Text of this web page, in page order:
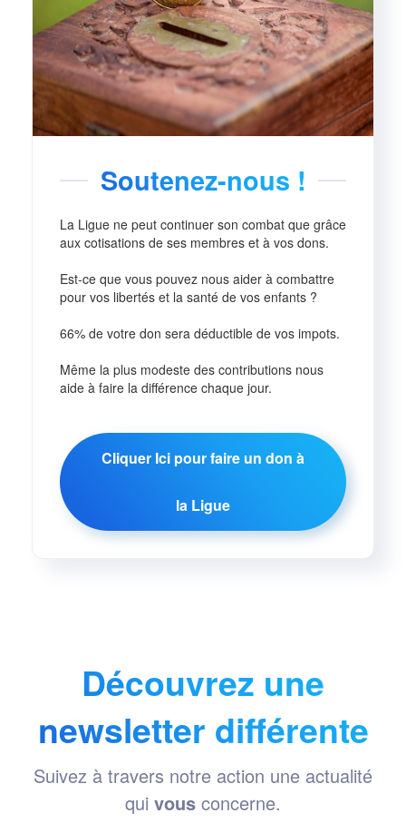
Soutenez-nous !
La Ligue ne peut continuer son combat que grâce
aux cotisations de ses membres et à vos dons.
Est-ce que vous pouvez nous aider à combattre
pour vos libertés et la santé de vos enfants ?
66% de votre don sera déductible de vos impots.
Même la plus modeste des contributions nous
aide à faire la différence chaque jour.
Cliquer Ici pour faire un don à
la Ligue
Découvrez une
newsletter différente
Suivez à travers notre action une actualité
qui vous concerne.